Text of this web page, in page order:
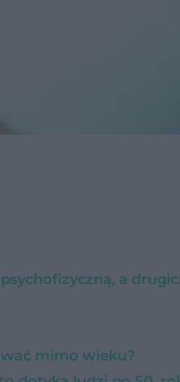
a
mimo wieku?